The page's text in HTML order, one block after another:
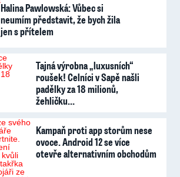
Halina Pawlowská: Vůbec si
neumím představit, že bych žila
jen s přítelem
Tajná výrobna „luxusních“
roušek! Celníci v Sapě našli
padělky za 18 milionů,
žehličku…
Kampaň proti app storům nese
ovoce. Android 12 se více
otevře alternativním obchodům